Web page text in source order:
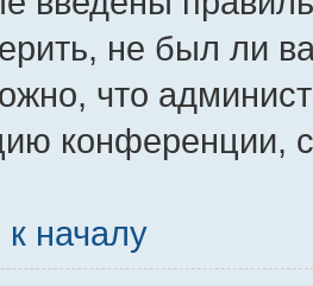
не был ли
что
конференции,
началу